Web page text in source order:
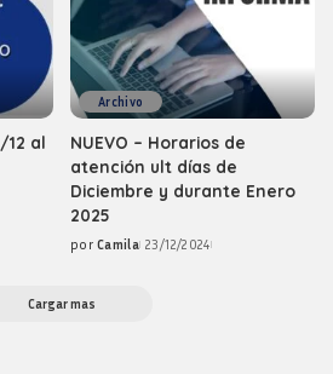
12 al
Archivo
NUEVO – Horarios de
atención ult días de
Diciembre y durante Enero
2025
Posted
por Camila 23/12/2024
Cargar mas